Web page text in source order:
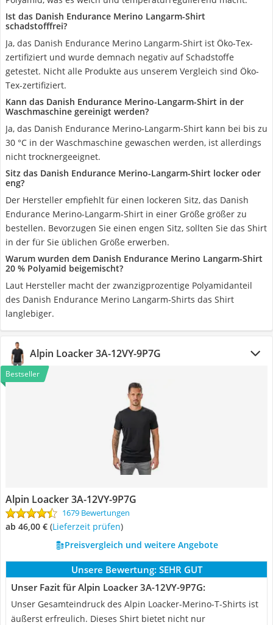
Ist das Danish Endurance Merino Langarm-Shirt
schadstofffrei?
Ja, das Danish Endurance Merino Langarm-Shirt ist Öko-Tex-
zertifiziert und wurde demnach negativ auf Schadstoffe
getestet. Nicht alle Produkte aus unserem Vergleich sind Öko-
Tex-zertifiziert.
Kann das Danish Endurance Merino-Langarm-Shirt in der
Waschmaschine gereinigt werden?
Ja, das Danish Endurance Merino-Langarm-Shirt kann bei bis zu
30 °C in der Waschmaschine gewaschen werden, ist allerdings
nicht trocknergeeignet.
Sitz das Danish Endurance Merino-Langarm-Shirt locker oder
eng?
Der Hersteller empfiehlt für einen lockeren Sitz, das Danish
Endurance Merino-Langarm-Shirt in einer Größe größer zu
bestellen. Bevorzugen Sie einen engen Sitz, sollten Sie das Shirt
in der für Sie üblichen Größe erwerben.
Warum wurden dem Danish Endurance Merino Langarm-Shirt
20 % Polyamid beigemischt?
Laut Hersteller macht der zwanzigprozentige Polyamidanteil
des Danish Endurance Merino Langarm-Shirts das Shirt
langlebiger.
Alpin Loacker 3A-12VY-9P7G
Bestseller
Alpin Loacker 3A-12VY-9P7G
1679 Bewertungen
ab 46,00 € (Lieferzeit prüfen)
Preisvergleich und weitere Angebote
Unsere Bewertung: SEHR GUT
Unser Fazit für Alpin Loacker 3A-12VY-9P7G:
Unser Gesamteindruck des Alpin Loacker-Merino-T-Shirts ist
äußerst erfreulich. Dieses Shirt bietet nicht nur